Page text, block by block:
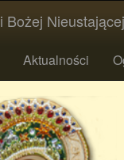
Bożej
Aktualności